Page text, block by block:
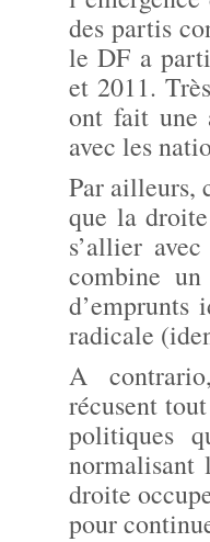
des partis
le DF a
et 2011.
ont fait une
avec les
Par ailleurs,
que la
s’allier
combine
d’emprunts
radicale
A
récusent
politiques
normalisant
droite
pour